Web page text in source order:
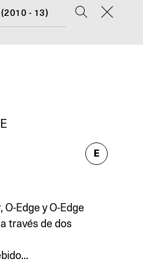
- 13)
E
Edge y O-Edge
través de dos